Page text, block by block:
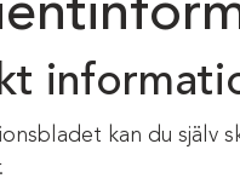
kan du själv